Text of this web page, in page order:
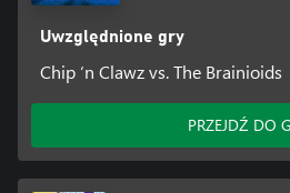
Uwzględnione gry
Chip ‘n Clawz vs. The Brainioids
PRZEJDŹ DO